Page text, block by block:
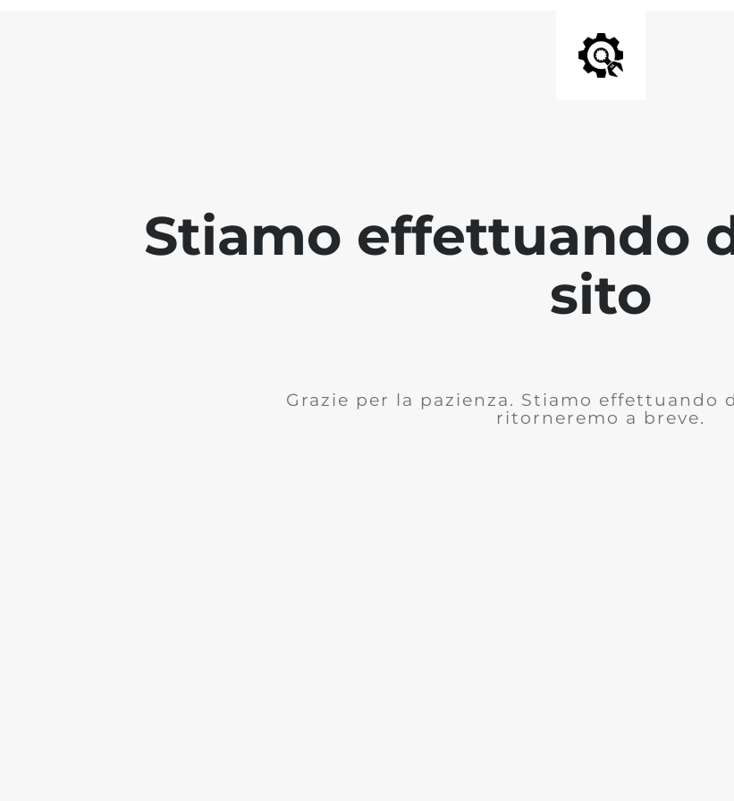
Stiamo effettuando
sito
Grazie per la pazienza. Stiamo effettuando
ritorneremo a breve.